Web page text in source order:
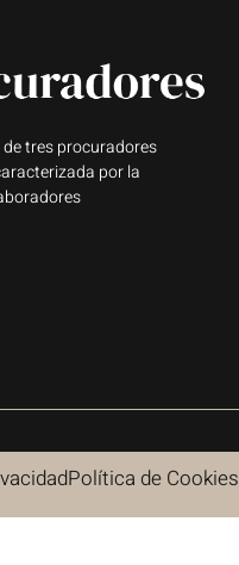
tres procuradores
por la
Política de Cookies